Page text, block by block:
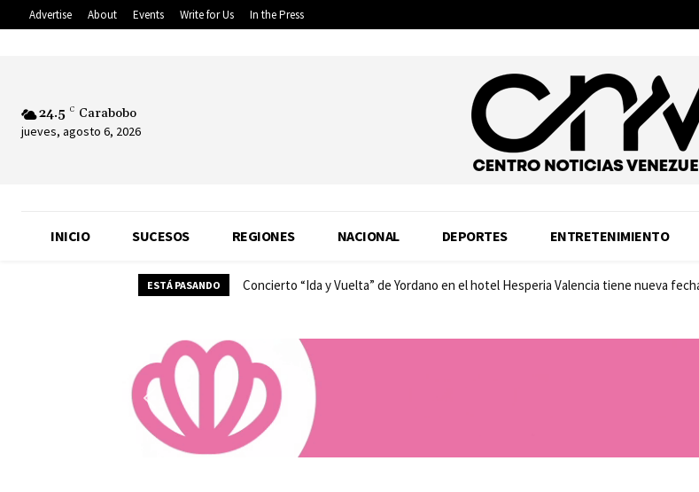
Advertise About Events Write for Us In the Press
24.5 C Carabobo
jueves, agosto 6, 2026
INICIO SUCESOS REGIONES NACIONAL DEPORTES ENTRETENIMIENTO
ESTÁ PASANDO Concierto “Ida y Vuelta” de Yordano en el hotel Hesperia Valencia tiene nueva fecha
Almacenamiento y velocidad: Samsung estrena SSD 990